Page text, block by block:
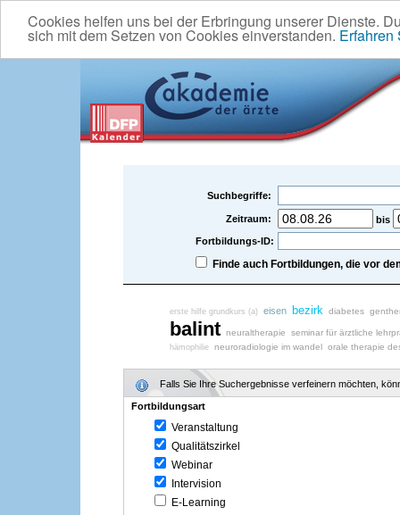
Cookies helfen uns bei der Erbringung unserer Dienste.
sich mit dem Setzen von Cookies einverstanden. Erfahren
Suchbegriffe:
Zeitraum:
bis
Fortbildungs-ID:
Finde auch Fortbildungen, die vor
erste hilfe grundkurs (a) eisen bezirk diabetes
balint neuraltherapie seminar für ärztliche
hämophilie neuroradiologie im wandel orale therapie
Falls Sie Ihre Suchergebnisse verfeinern möchten,
Fortbildungsart
Veranstaltung
Qualitätszirkel
Webinar
Intervision
E-Learning